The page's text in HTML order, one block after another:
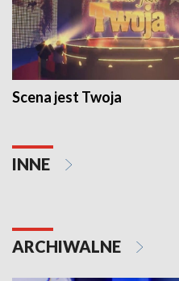
Scena jest Twoja
INNE
ARCHIWALNE